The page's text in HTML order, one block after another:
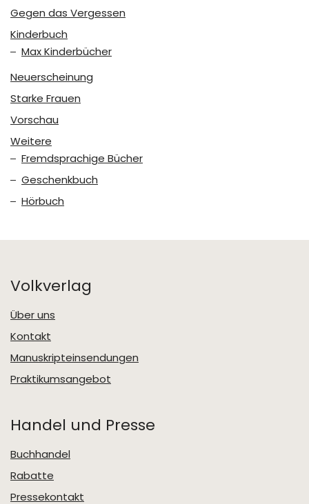
Gegen das Vergessen
Kinderbuch
Max Kinderbücher
Neuerscheinung
Starke Frauen
Vorschau
Weitere
Fremdsprachige Bücher
Geschenkbuch
Hörbuch
Volkverlag
Über uns
Kontakt
Manuskripteinsendungen
Praktikumsangebot
Handel und Presse
Buchhandel
Rabatte
Pressekontakt